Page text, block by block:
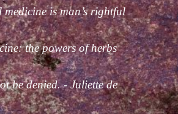
is man’s rightful
the powers of herbs
be denied. - Juliette de